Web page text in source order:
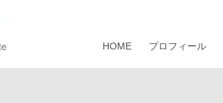
HOME プロフィール